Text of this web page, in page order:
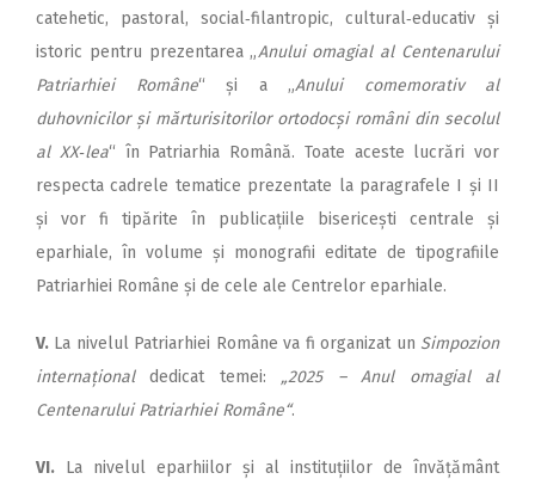
catehetic, pastoral, social‑filantropic, cultural‑educativ și
istoric pentru prezentarea „Anului omagial al Centenarului
Patriarhiei Române“ și a „Anului comemorativ al
duhovnicilor și mărturisitorilor ortodocși români din secolul
al XX‑lea“ în Patriarhia Română. Toate aceste lucrări vor
respecta cadrele tematice prezentate la paragrafele I și II
și vor fi tipărite în publicațiile bisericești centrale și
eparhiale, în volume și monografii editate de tipografiile
Patriarhiei Române și de cele ale Centrelor eparhiale.
V. La nivelul Patriarhiei Române va fi organizat un Simpozion
internaționaldedicat temei: „2025 – Anul omagial al
Centenarului Patriarhiei Române“.
VI. La nivelul eparhiilor și al instituțiilor de învățământ